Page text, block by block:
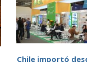
Chile importó